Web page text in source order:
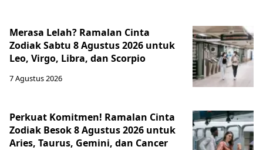
Merasa Lelah? Ramalan Cinta
Zodiak Sabtu 8 Agustus 2026 untuk
Leo, Virgo, Libra, dan Scorpio
7 Agustus 2026
Perkuat Komitmen! Ramalan Cinta
Zodiak Besok 8 Agustus 2026 untuk
Aries, Taurus, Gemini, dan Cancer